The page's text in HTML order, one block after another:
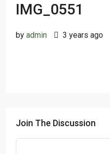
IMG_0551
by admin 3 years ago
Join The Discussion